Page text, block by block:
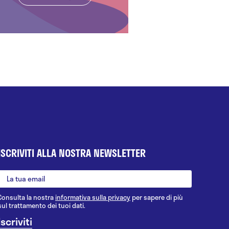
ALLA NOSTRA NEWSLETTER
la nostrainformativa sulla privacy per sapere di più
trattamento dei tuoi dati.